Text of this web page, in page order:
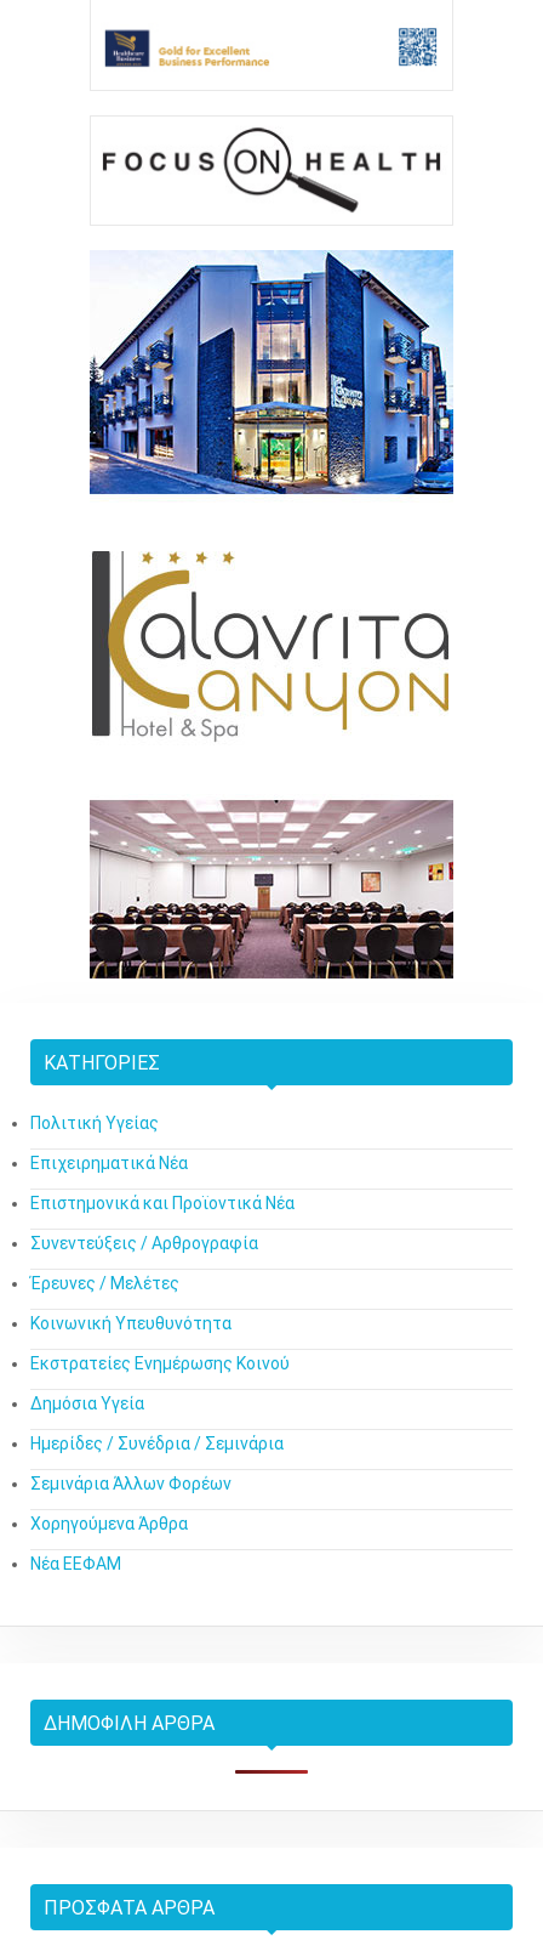
ΚΑΤΗΓΟΡΊΕΣ
Πολιτική Υγείας
Επιχειρηματικά Νέα
Επιστημονικά και Προϊοντικά Νέα
Συνεντεύξεις / Αρθρογραφία
Έρευνες / Μελέτες
Κοινωνική Υπευθυνότητα
Εκστρατείες Ενημέρωσης Κοινού
Δημόσια Υγεία
Ημερίδες / Συνέδρια / Σεμινάρια
Σεμινάρια Άλλων Φορέων
Χορηγούμενα Άρθρα
Νέα ΕΕΦΑΜ
ΔΗΜΟΦΙΛΉ ΆΡΘΡΑ
ΠΡΌΣΦΑΤΑ ΆΡΘΡΑ